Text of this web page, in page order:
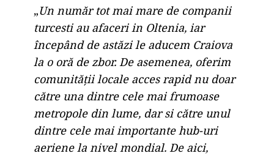
„Un număr tot mai mare de companii
turcesti au afaceri in Oltenia, iar
începând de astăzi le aducem Craiova
la o oră de zbor. De asemenea, oferim
comunității locale acces rapid nu doar
către una dintre cele mai frumoase
metropole din lume, dar si către unul
dintre cele mai importante hub-uri
aeriene la nivel mondial. De aici,